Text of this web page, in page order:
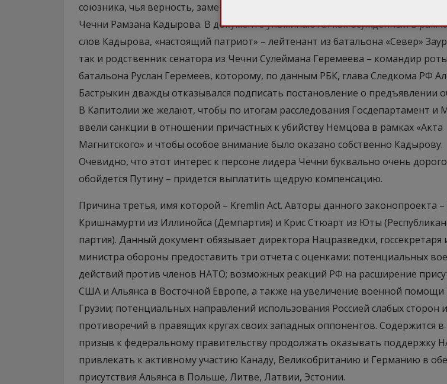
союзника, чья верность, заметим, обусловлена ассигнованиями из «центра», –
Чечни Рамзана Кадырова. В документе упоминаются как осужденный в
слов Кадырова, «настоящий патриот» – лейтенант из батальона «Север»
так и родственник сенатора из Чечни Сулеймана Геремеева – командир
батальона Руслан Геремеев, которому, по данным РБК, глава Следкома РФ
Бастрыкин дважды отказывался подписать постановление о предъявлении
В Капитолии же желают, чтобы по итогам расследования Госдепартамент и
ввели санкции в отношении причастных к убийству Немцова в рамках «Акта
Магнитского» и чтобы особое внимание было оказано собственно Кадырову.
Очевидно, что этот интерес к персоне лидера Чечни буквально очень дорого
обойдется Путину – придется выплатить щедрую компенсацию.
Причина третья, имя которой – Kremlin Act. Авторы данного законопроекта
Кришнамурти из Иллинойса (Демпартия) и Крис Стюарт из Юты
партия). Данный документ обязывает директора Нацразведки, госсекретаря
министра обороны предоставить три отчета с оценками: потенциальных
действий против членов НАТО; возможных реакций РФ на расширение
США и Альянса в Восточной Европе, а также на увеличение военной помощи
Грузии; потенциальных направлений использования Россией слабых сторон и
противоречий в правящих кругах своих западных оппонентов. Содержится
призыв к федеральному правительству продолжать оказывать поддержку
привлекать к активному участию Канаду, Великобританию и Германию в
присутствия Альянса в Польше, Литве, Латвии, Эстонии.